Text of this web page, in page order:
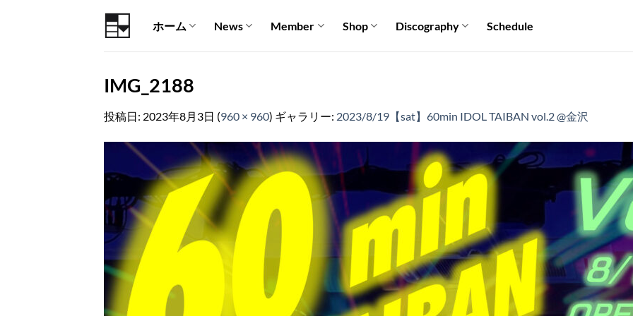
ホーム News Member Shop Discography Schedule
IMG_2188
投稿日: 2023年8月3日 (960 × 960) ギャラリー: 2023/8/19【sat】60min IDOL TAIBAN vol.2 @金沢